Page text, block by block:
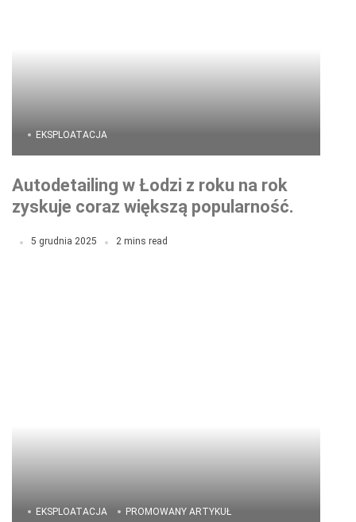
EKSPLOATACJA
Autodetailing w Łodzi z roku na rok
zyskuje coraz większą popularność.
5 grudnia 2025 2 mins read
EKSPLOATACJA PROMOWANY ARTYKUŁ